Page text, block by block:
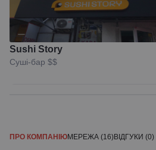
Sushi Story
Суші-бар $$
ПРО КОМПАНІЮМЕРЕЖА (16)ВІДГУКИ (0)